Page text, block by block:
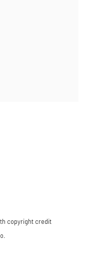
copyright credit